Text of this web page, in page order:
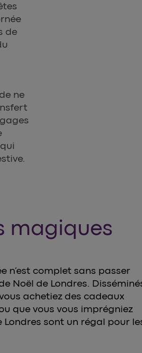
de
ne
magiques
n’est complet sans passer
Noël de Londres.
achetiez des cadeaux
que vous vous imprégniez
Londres sont un régal pour